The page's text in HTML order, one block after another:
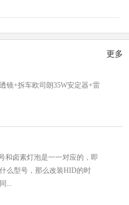
更多
镜+拆车欧司朗35W安定器+雷
和卤素灯泡是一一对应的，即
么型号，那么改装HID的时
...